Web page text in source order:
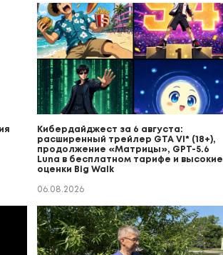
Кибердайджест за 6 августа:
расширенный трейлер GTA VI* (18+),
продолжение «Матрицы», GPT-5.6
Luna в бесплатном тарифе и высокие
оценки Big Walk
06.08.2026